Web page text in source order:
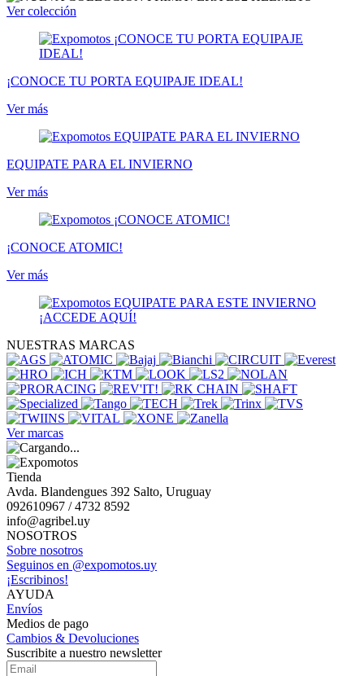
Ver colección
¡CONOCE TU PORTA EQUIPAJE IDEAL!
Ver más
EQUIPATE PARA EL INVIERNO
Ver más
¡CONOCE ATOMIC!
Ver más
NUESTRAS MARCAS
Ver marcas
Tienda
Avda. Blandengues 392 Salto, Uruguay
092610967 / 4732 8592
info@agribel.uy
NOSOTROS
Sobre nosotros
Seguinos en @expomotos.uy
¡Escribinos!
AYUDA
Envíos
Medios de pago
Cambios & Devoluciones
Suscribite a nuestro newsletter